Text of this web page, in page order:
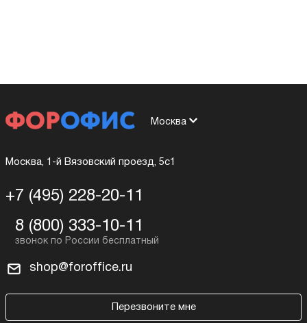
Москва
Москва, 1-й Вязовский проезд, 5с1
+7 (495) 228-20-11
8 (800) 333-10-11
shop@foroffice.ru
Перезвоните мне